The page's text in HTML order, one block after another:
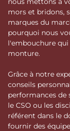
mors et bridons,
marques du
pourquoi nous
l'embouchure
monture.
Grâce à notre
conseils
performances de
le CSO ou les
référent dans le
fournir des